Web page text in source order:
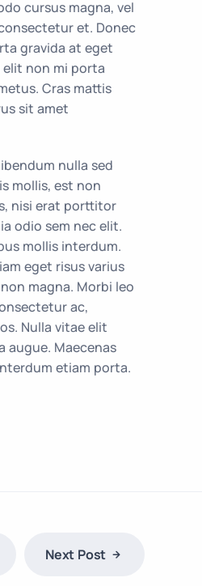
cursus magna, vel
et. Donec
gravida at eget
elit non mi porta
Cras mattis
sit amet
nulla sed
mollis, est non
nisi erat porttitor
odio sem nec elit.
mollis interdum.
eget risus varius
magna. Morbi leo
ac,
Nulla vitae elit
augue. Maecenas
etiam porta.
Next Post